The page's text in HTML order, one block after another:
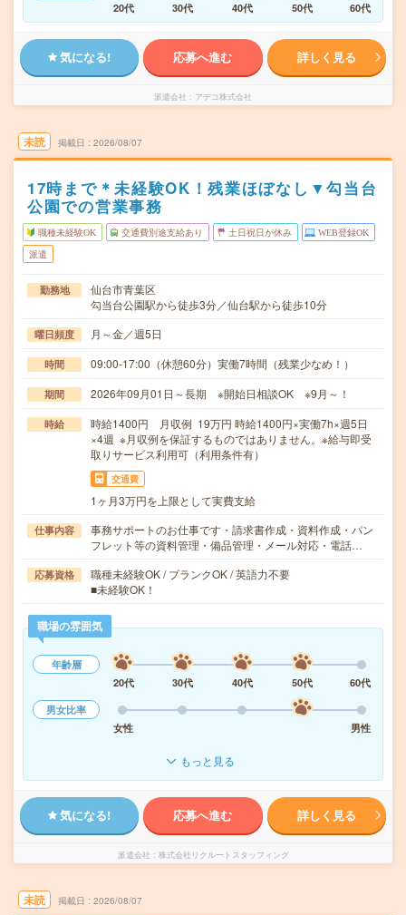
20代
30代 40代 50代 60代
気になる! 応募へ進む 詳しく見る
派遣会社 アデコ株式会社
未読 掲載日 2026/08/07
17時まで＊未経験OK！残業ほぼなし▼勾当台
公園での営業事務
職種未経験OK 交通費別途支給あり 土日祝日が休み WEB登録OK
派遣
勤務地
仙台市青葉区
勾当台公園駅から徒歩3分／仙台駅から徒歩10分
曜日頻度 月～金／週5日
時間 09:00-17:00（休憩60分）実働7時間（残業少なめ！）
期間 2026年09月01日～長期 ※開始日相談OK ※9月～！
時給
時給1400円 月収例 19万円 時給1400円×実働7h×週5日
×4週 ※月収例を保証するものではありません。※給与即受
取りサービス利用可（利用条件有）
交通費
1ヶ月3万円を上限として実費支給
仕事内容
事務サポートのお仕事です・請求書作成・資料作成・パン
フレット等の資料管理・備品管理・メール対応・電話…
応募資格
職種未経験OK / ブランクOK / 英語力不要
■未経験OK！
職場の雰囲気
年齢層
20代
30代 40代 50代
60代
男女比率
女性
男性
もっと見る
気になる! 応募へ進む 詳しく見る
派遣会社 株式会社リクルートスタッフィング
未読 掲載日 2026/08/07